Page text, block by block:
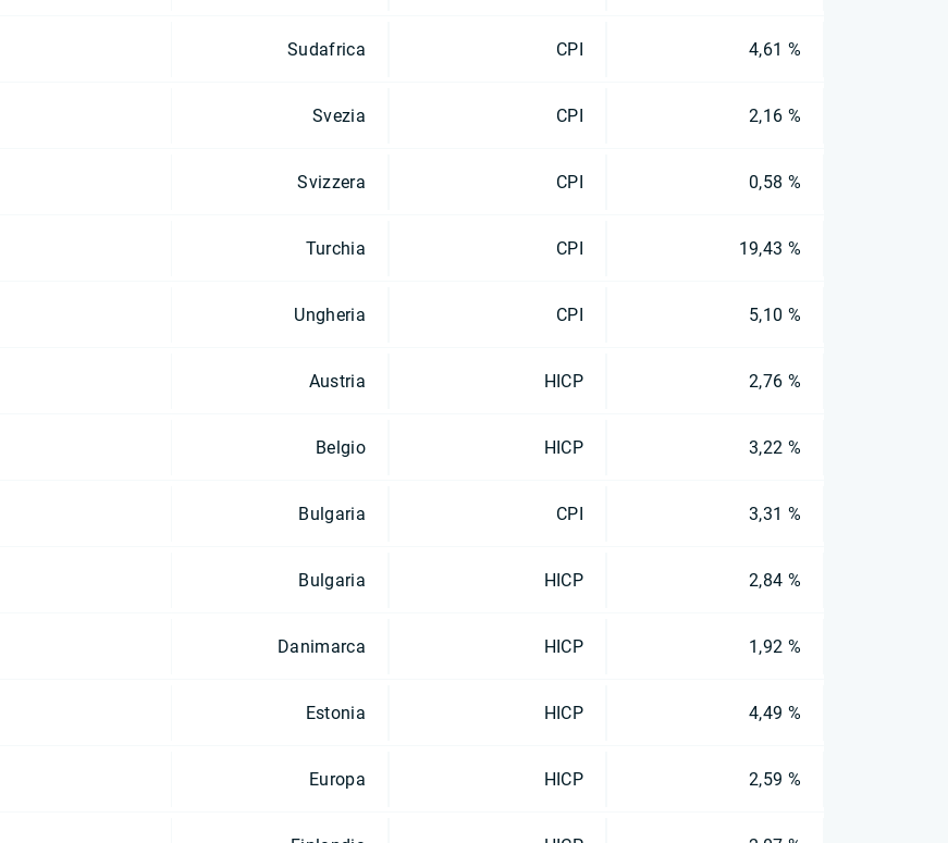
Sudafrica CPI 4,61 %
Svezia CPI 2,16 %
Svizzera CPI 0,58 %
Turchia CPI 19,43 %
Ungheria CPI 5,10 %
Austria HICP 2,76 %
Belgio HICP 3,22 %
Bulgaria CPI 3,31 %
Bulgaria HICP 2,84 %
Danimarca HICP 1,92 %
Estonia HICP 4,49 %
Europa HICP 2,59 %